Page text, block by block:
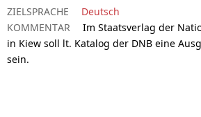
ZIELSPRACHE
Deutsch
KOMMENTAR
Im Staatsverlag der
in Kiew soll lt. Katalog der DNB eine
sein.